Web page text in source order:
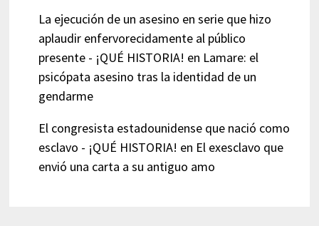
La ejecución de un asesino en serie que hizo
aplaudir enfervorecidamente al público
presente - ¡QUÉ HISTORIA! en Lamare: el
psicópata asesino tras la identidad de un
gendarme
El congresista estadounidense que nació como
esclavo - ¡QUÉ HISTORIA! en El exesclavo que
envió una carta a su antiguo amo